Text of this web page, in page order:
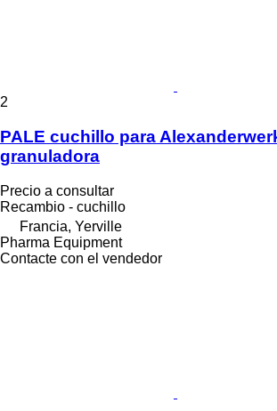
2
PALE cuchillo para
granuladora
Precio a consultar
Recambio - cuchillo
Francia, Yerville
Pharma Equipment
Contacte con el vendedor